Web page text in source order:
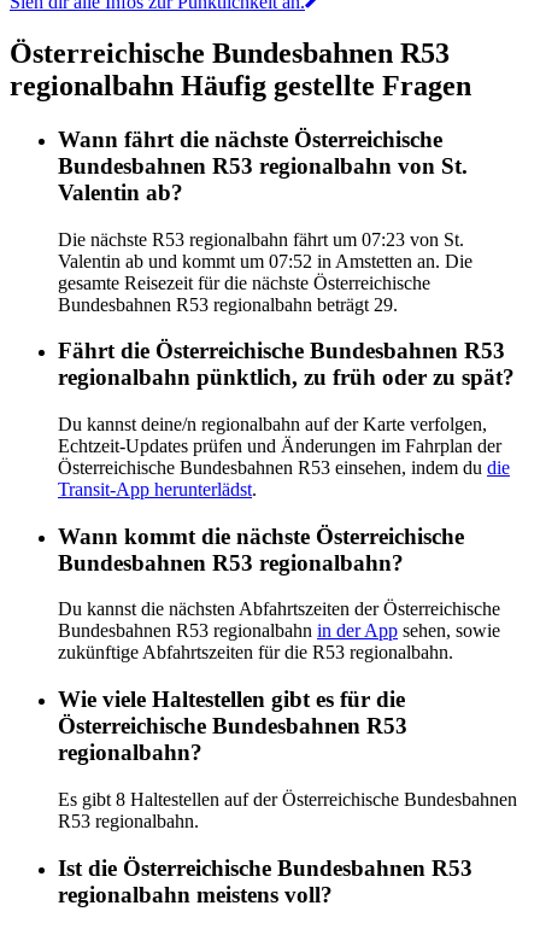
Österreichische Bundesbahnen R53
regionalbahn Häufig gestellte Fragen
Wann fährt die nächste Österreichische
Bundesbahnen R53 regionalbahn von St.
Valentin ab?
Die nächste R53 regionalbahn fährt um 07:23 von St.
Valentin ab und kommt um 07:52 in Amstetten an. Die
gesamte Reisezeit für die nächste Österreichische
Bundesbahnen R53 regionalbahn beträgt 29.
Fährt die Österreichische Bundesbahnen R53
regionalbahn pünktlich, zu früh oder zu spät?
Du kannst deine/n regionalbahn auf der Karte verfolgen,
Echtzeit-Updates prüfen und Änderungen im Fahrplan der
Österreichische Bundesbahnen R53 einsehen, indem du die
Transit-App herunterlädst.
Wann kommt die nächste Österreichische
Bundesbahnen R53 regionalbahn?
Du kannst die nächsten Abfahrtszeiten der Österreichische
Bundesbahnen R53 regionalbahn in der App sehen, sowie
zukünftige Abfahrtszeiten für die R53 regionalbahn.
Wie viele Haltestellen gibt es für die
Österreichische Bundesbahnen R53
regionalbahn?
Es gibt 8 Haltestellen auf der Österreichische Bundesbahnen
R53 regionalbahn.
Ist die Österreichische Bundesbahnen R53
regionalbahn meistens voll?